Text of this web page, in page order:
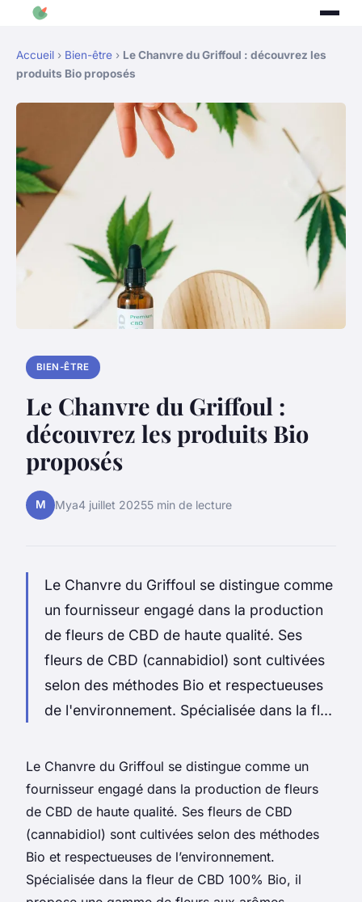
Accueil › Bien-être › Le Chanvre du Griffoul : découvrez les
produits Bio proposés
BIEN-ÊTRE
Le Chanvre du Griffoul :
découvrez les produits Bio
proposés
M Mya4 juillet 20255 min de lecture
Le Chanvre du Griffoul se distingue comme
un fournisseur engagé dans la production
de fleurs de CBD de haute qualité. Ses
fleurs de CBD (cannabidiol) sont cultivées
selon des méthodes Bio et respectueuses
de l'environnement. Spécialisée dans la fl...
Le Chanvre du Griffoul se distingue comme un
fournisseur engagé dans la production de fleurs
de CBD de haute qualité. Ses fleurs de CBD
(cannabidiol) sont cultivées selon des méthodes
Bio et respectueuses de l’environnement.
Spécialisée dans la fleur de CBD 100% Bio, il